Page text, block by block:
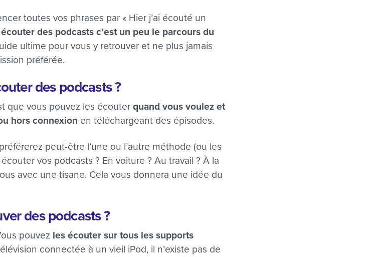
toutes vos phrases par « Hier j’ai écouté un
des podcasts c’est un peu le parcours du
ultime pour vous y retrouver et ne plus jamais
préférée.
des podcasts ?
que vous pouvez les écouterquand vous voulez et
hors connexion en téléchargeant des épisodes.
peut-être l’une ou l’autre méthode (ou les
vos podcasts ? En voiture ? Au travail ? À la
avec une tisane. Cela vous donnera une idée du
des podcasts ?
pouvez les écouter sur tous les supports
connectée à un vieil iPod, il n’existe pas de